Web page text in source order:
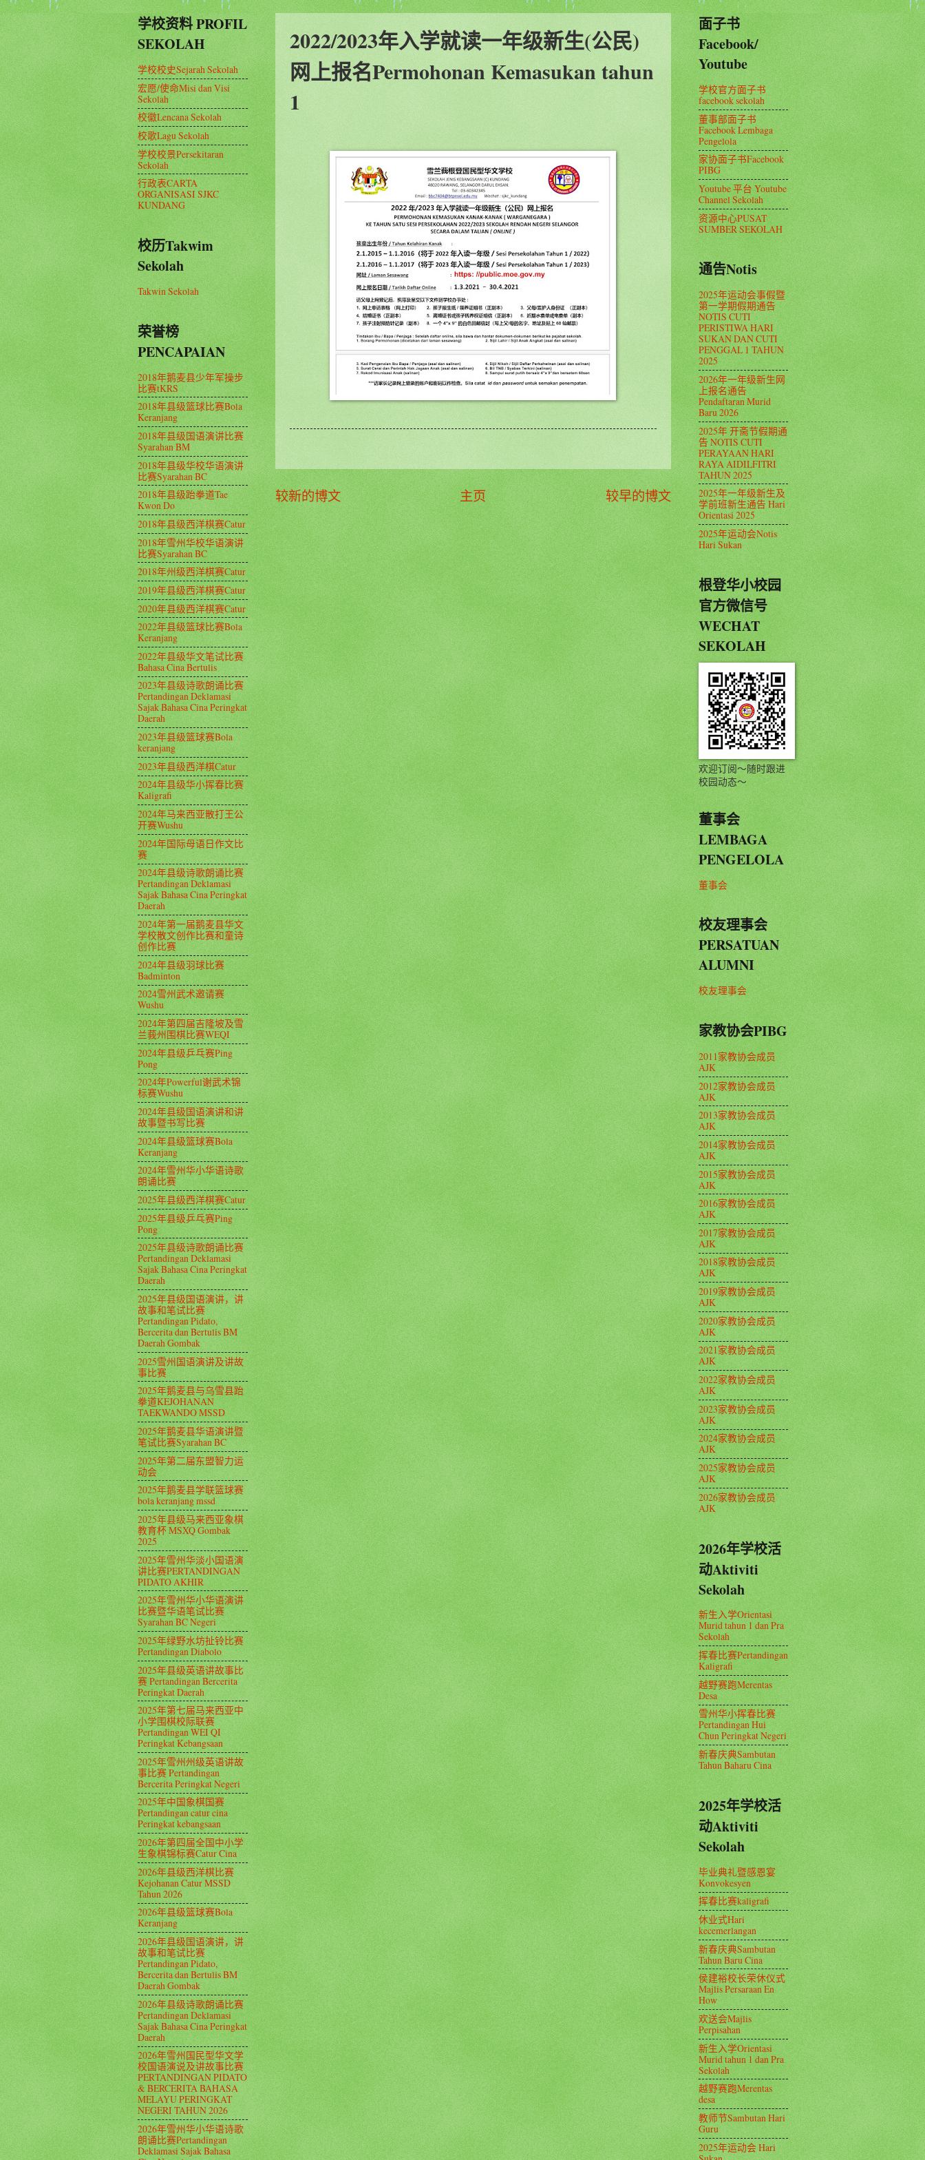
2022/2023年入学就读一年级新生(公民)
网上报名Permohonan Kemasukan tahun
1
较新的博文 较早的博文
主页
学校资料 PROFIL
SEKOLAH
学校校史Sejarah Sekolah
宏愿/使命Misi dan Visi
Sekolah
校徽Lencana Sekolah
校歌Lagu Sekolah
学校校景Persekitaran
Sekolah
行政表CARTA
ORGANISASI SJKC
KUNDANG
校历Takwim
Sekolah
Takwin Sekolah
荣誉榜
PENCAPAIAN
2018年鹅麦县少年军操步
比赛tKRS
2018年县级篮球比赛Bola
Keranjang
2018年县级国语演讲比赛
Syarahan BM
2018年县级华校华语演讲
比赛Syarahan BC
2018年县级跆拳道Tae
Kwon Do
2018年县级西洋棋赛Catur
2018年雪州华校华语演讲
比赛Syarahan BC
2018年州级西洋棋赛Catur
2019年县级西洋棋赛Catur
2020年县级西洋棋赛Catur
2022年县级篮球比赛Bola
Keranjang
2022年县级华文笔试比赛
Bahasa Cina Bertulis
2023年县级诗歌朗诵比赛
Pertandingan Deklamasi
Sajak Bahasa Cina Peringkat
Daerah
2023年县级篮球赛Bola
keranjang
2023年县级西洋棋Catur
2024年县级华小挥春比赛
Kaligrafi
2024年马来西亚散打王公
开赛Wushu
2024年国际母语日作文比
赛
2024年县级诗歌朗诵比赛
Pertandingan Deklamasi
Sajak Bahasa Cina Peringkat
Daerah
2024年第一届鹅麦县华文
学校散文创作比赛和童诗
创作比赛
2024年县级羽球比赛
Badminton
2024雪州武术邀请赛
Wushu
2024年第四届吉隆坡及雪
兰莪州围棋比赛WEQI
2024年县级乒乓赛Ping
Pong
2024年Powerful谢武术锦
标赛Wushu
2024年县级国语演讲和讲
故事暨书写比赛
2024年县级篮球赛Bola
Keranjang
2024年雪州华小华语诗歌
朗诵比赛
2025年县级西洋棋赛Catur
2025年县级乒乓赛Ping
Pong
2025年县级诗歌朗诵比赛
Pertandingan Deklamasi
Sajak Bahasa Cina Peringkat
Daerah
2025年县级国语演讲，讲
故事和笔试比赛
Pertandingan Pidato,
Bercerita dan Bertulis BM
Daerah Gombak
2025雪州国语演讲及讲故
事比赛
2025年鹅麦县与乌雪县跆
拳道KEJOHANAN
TAEKWANDO MSSD
2025年鹅麦县华语演讲暨
笔试比赛Syarahan BC
2025年第二届东盟智力运
动会
2025年鹅麦县学联篮球赛
bola keranjang mssd
2025年县级马来西亚象棋
教育杯 MSXQ Gombak
2025
2025年雪州华淡小国语演
讲比赛PERTANDINGAN
PIDATO AKHIR
2025年雪州华小华语演讲
比赛暨华语笔试比赛
Syarahan BC Negeri
2025年绿野水坊扯铃比赛
Pertandingan Diabolo
2025年县级英语讲故事比
赛 Pertandingan Bercerita
Peringkat Daerah
2025年第七届马来西亚中
小学围棋校际联赛
Pertandingan WEI QI
Peringkat Kebangsaan
2025年雪州州级英语讲故
事比赛 Pertandingan
Bercerita Peringkat Negeri
2025年中国象棋国赛
Pertandingan catur cina
Peringkat kebangsaan
2026年第四届全国中小学
生象棋锦标赛Catur Cina
2026年县级西洋棋比赛
Kejohanan Catur MSSD
Tahun 2026
2026年县级篮球赛Bola
Keranjang
2026年县级国语演讲，讲
故事和笔试比赛
Pertandingan Pidato,
Bercerita dan Bertulis BM
Daerah Gombak
2026年县级诗歌朗诵比赛
Pertandingan Deklamasi
Sajak Bahasa Cina Peringkat
Daerah
2026年雪州国民型华文学
校国语演说及讲故事比赛
PERTANDINGAN PIDATO
& BERCERITA BAHASA
MELAYU PERINGKAT
NEGERI TAHUN 2026
2026年雪州华小华语诗歌
朗诵比赛Pertandingan
Deklamasi Sajak Bahasa
面子书
Facebook/
Youtube
学校官方面子书
facebook sekolah
董事部面子书
Facebook Lembaga
Pengelola
家协面子书Facebook
PIBG
Youtube 平台 Youtube
Channel Sekolah
资源中心PUSAT
SUMBER SEKOLAH
通告Notis
2025年运动会事假暨
第一学期假期通告
NOTIS CUTI
PERISTIWA HARI
SUKAN DAN CUTI
PENGGAL 1 TAHUN
2025
2026年一年级新生网
上报名通告
Pendaftaran Murid
Baru 2026
2025年 开斋节假期通
告 NOTIS CUTI
PERAYAAN HARI
RAYA AIDILFITRI
TAHUN 2025
2025年一年级新生及
学前班新生通告 Hari
Orientasi 2025
2025年运动会Notis
Hari Sukan
根登华小校园
官方微信号
WECHAT
SEKOLAH
欢迎订阅～随时跟进
校园动态～
董事会
LEMBAGA
PENGELOLA
董事会
校友理事会
PERSATUAN
ALUMNI
校友理事会
家教协会PIBG
2011家教协会成员
AJK
2012家教协会成员
AJK
2013家教协会成员
AJK
2014家教协会成员
AJK
2015家教协会成员
AJK
2016家教协会成员
AJK
2017家教协会成员
AJK
2018家教协会成员
AJK
2019家教协会成员
AJK
2020家教协会成员
AJK
2021家教协会成员
AJK
2022家教协会成员
AJK
2023家教协会成员
AJK
2024家教协会成员
AJK
2025家教协会成员
AJK
2026家教协会成员
AJK
2026年学校活
动Aktiviti
Sekolah
新生入学Orientasi
Murid tahun 1 dan Pra
Sekolah
挥春比赛Pertandingan
Kaligrafi
越野赛跑Merentas
Desa
雪州华小挥春比赛
Pertandingan Hui
Chun Peringkat Negeri
新春庆典Sambutan
Tahun Baharu Cina
2025年学校活
动Aktiviti
Sekolah
毕业典礼暨感恩宴
Konvokesyen
挥春比赛kaligrafi
休业式Hari
kecemerlangan
新春庆典Sambutan
Tahun Baru Cina
侯建裕校长荣休仪式
Majlis Persaraan En
How
欢送会Majlis
Perpisahan
新生入学Orientasi
Murid tahun 1 dan Pra
Sekolah
越野赛跑Merentas
desa
教师节Sambutan Hari
Guru
2025年运动会 Hari